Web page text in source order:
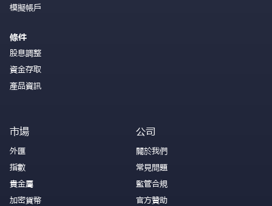
模擬帳戶
條件
股息調整
資金存取
產品資訊
市場
外匯
指數
貴金屬
加密貨幣
公司
關於我們
常見問題
監管合規
官方贊助